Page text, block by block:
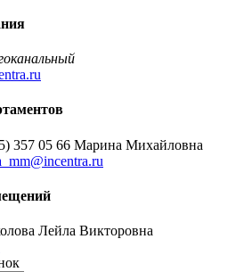
357 05 66 Марина Михайловна
Лейла Викторовна